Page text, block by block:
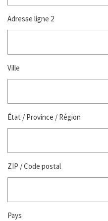
Adresse ligne 2
Ville
État / Province / Région
ZIP / Code postal
Pays